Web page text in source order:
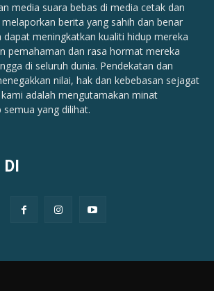
media suara bebas di media cetak dan
berita yang sahih dan benar
dapat meningkatkan kualiti hidup mereka
pemahaman dan rasa hormat mereka
di seluruh dunia. Pendekatan dan
nilai, hak dan kebebasan sejagat
adalah mengutamakan minat
yang dilihat.